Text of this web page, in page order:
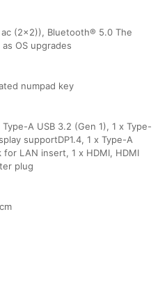
(2×2)), Bluetooth® 5.0 The
OS upgrades
numpad key
A USB 3.2 (Gen 1), 1 x Type-
supportDP1.4, 1 x Type-A
for LAN insert, 1 x HDMI, HDMI
plug